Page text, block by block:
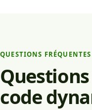
QUESTIONS FRÉQUENTES
code